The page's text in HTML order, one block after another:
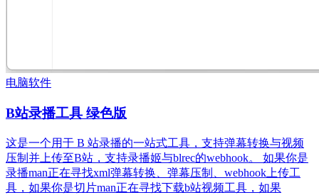
电脑软件
B站录播工具 绿色版
这是一个用于 B 站录播的一站式工具，支持弹幕转换与视频
压制并上传至B站，支持录播姬与blrec的webhook。 如果你是
录播man正在寻找xml弹幕转换、弹幕压制、webhook上传工
具，如果你是切片man正在寻找下载b站视频工具，如果